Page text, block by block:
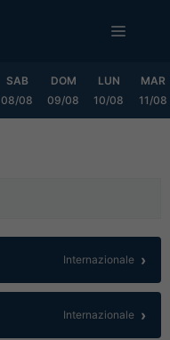
MENU
SAB
08/08
DOM
09/08
LUN
10/08
MAR
11/08
Internazionale ›
Internazionale ›